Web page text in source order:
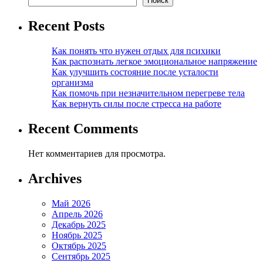
Recent Posts
Как понять что нужен отдых для психики
Как распознать легкое эмоциональное напряжение
Как улучшить состояние после усталости
организма
Как помочь при незначительном перегреве тела
Как вернуть силы после стресса на работе
Recent Comments
Нет комментариев для просмотра.
Archives
Май 2026
Апрель 2026
Декабрь 2025
Ноябрь 2025
Октябрь 2025
Сентябрь 2025